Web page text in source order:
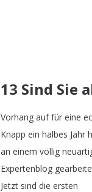
13 Sind Sie
Vorhang auf für eine
Knapp ein halbes Jahr
an einem völlig
Expertenblog
Jetzt sind die ersten